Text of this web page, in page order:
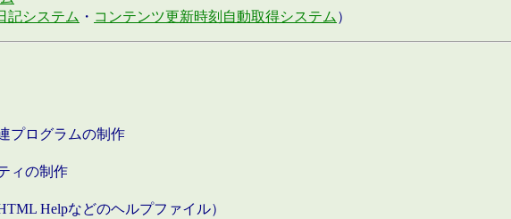
記システム ・ コンテンツ更新時刻自動取得システム ）
プログラムの制作
ィの制作
Helpなどのヘルプファイル）